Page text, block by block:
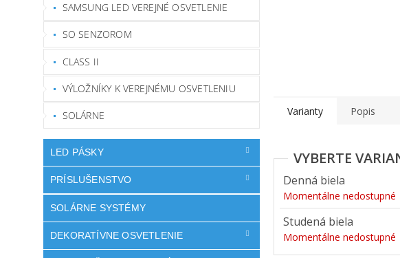
SAMSUNG LED VEREJNÉ OSVETLENIE
SO SENZOROM
CLASS II
VÝLOŽNÍKY K VEREJNÉMU OSVETLENIU
SOLÁRNE
LED PÁSKY
PRÍSLUŠENSTVO
SOLÁRNE SYSTÉMY
DEKORATÍVNE OSVETLENIE
Varianty Popis
Denná biela
Momentálne nedostupné
Studená biela
Momentálne nedostupné